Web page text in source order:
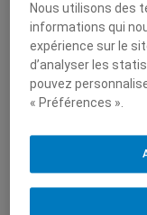
Sur le
néolibérales
Mercredi 8
Nous utilisons des
informations qui
expérience sur le
d’analyser les
pouvez
« Préférences ».